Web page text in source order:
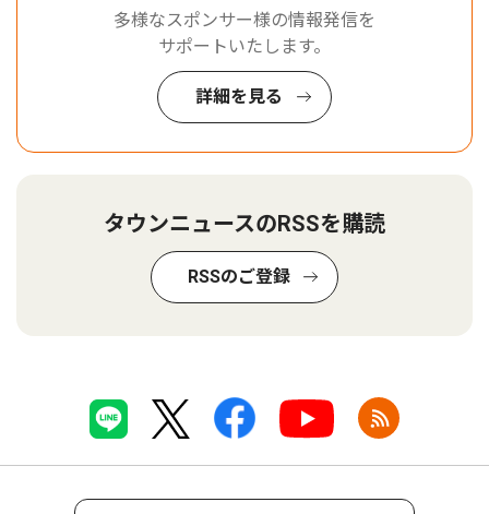
多様なスポンサー様の情報発信を
サポートいたします。
詳細を見る
タウンニュースのRSSを購読
RSSのご登録